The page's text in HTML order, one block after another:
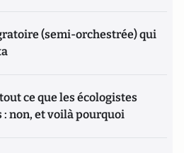
(semi-orchestrée) qui
ce que les écologistes
non, et voilà pourquoi